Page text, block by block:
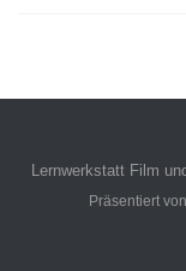
Lernwerkstatt Film
Präsentiert